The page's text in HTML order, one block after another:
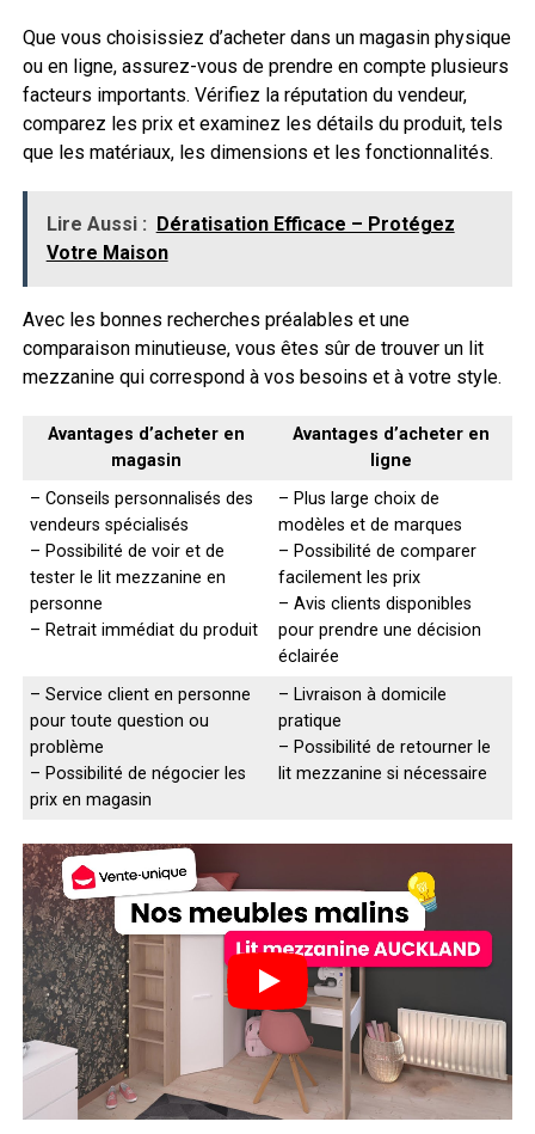
Que vous choisissiez d’acheter dans un magasin physique
ou en ligne, assurez-vous de prendre en compte plusieurs
facteurs importants. Vérifiez la réputation du vendeur,
comparez les prix et examinez les détails du produit, tels
que les matériaux, les dimensions et les fonctionnalités.
Lire Aussi : Dératisation Efficace – Protégez
Votre Maison
Avec les bonnes recherches préalables et une
comparaison minutieuse, vous êtes sûr de trouver un lit
mezzanine qui correspond à vos besoins et à votre style.
Avantages d’acheter en
magasin
Avantages d’acheter en
ligne
– Conseils personnalisés des
vendeurs spécialisés
– Possibilité de voir et de
tester le lit mezzanine en
personne
– Retrait immédiat du produit
– Plus large choix de
modèles et de marques
– Possibilité de comparer
facilement les prix
– Avis clients disponibles
pour prendre une décision
éclairée
– Service client en personne
pour toute question ou
problème
– Possibilité de négocier les
prix en magasin
– Livraison à domicile
pratique
– Possibilité de retourner le
lit mezzanine si nécessaire